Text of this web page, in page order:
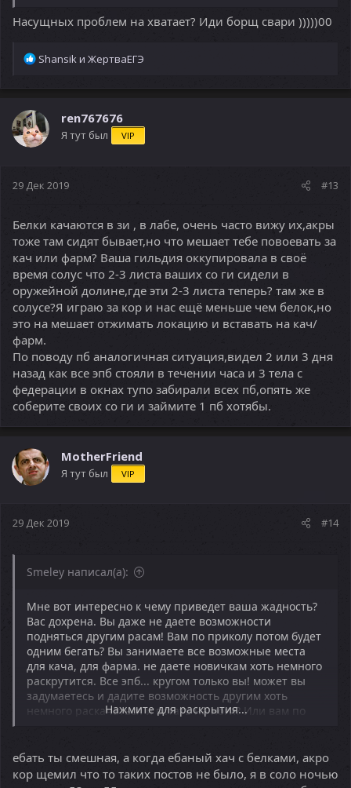
возможности двигаться? вам мало того что сейчас
человек онлайна! Их них акров человек 80-90.
Тормозите. Иначе вас будет еще больше, а другие
Насущных проблем на хватает? Иди борщ свари )))))00
Р
а
ц
и
и
Shansikи ЖертваЕГЭ
ren767676
Я тут был VIP
29 Дек 2019 #13
Белки качаются в зи , в лабе, очень часто вижу их,акры
тоже там сидят бывает,но что мешает тебе повоевать за
кач или фарм? Ваша гильдия оккупировала в своё
время солус что 2-3 листа ваших со ги сидели в
оружейной долине,где эти 2-3 листа теперь? там же в
солусе?Я играю за кор и нас ещё меньше чем белок,но
это на мешает отжимать локацию и вставать на кач/
фарм.
По поводу пб аналогичная ситуация,видел 2 или 3 дня
назад как все эпб стояли в течении часа и 3 тела с
федерации в окнах тупо забирали всех пб,опять же
соберите своих со ги и займите 1 пб хотябы.
MotherFriend
Я тут был VIP
29 Дек 2019 #14
Smeley написал(а):
Мне вот интересно к чему приведет ваша жадность?
Вас дохрена. Вы даже не даете возможности
подняться другим расам! Вам по приколу потом будет
одним бегать? Вы занимаете все возможные места
для кача, для фарма. не даете новичкам хоть немного
раскрутится. Все эпб... кругом только вы! может вы
задумаетесь и дадите возможность другим хоть
немного раскачаться и встать на ноги? Или вам по
онлайн упал и жестоко. В субботу вечером 100
человек онлайна! Их них акров человек 80-90.
Нажмите для раскрытия...
ебать ты смешная, а когда ебаный хач с белками, акро
кор щемил что то таких постов не было, я в соло ночью